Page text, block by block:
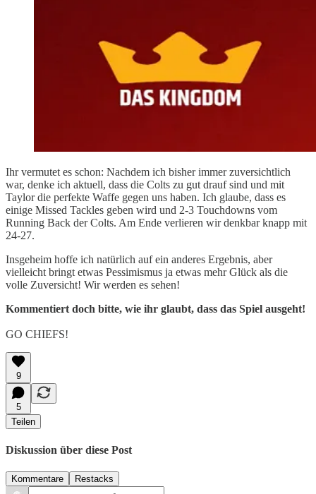
Ihr vermutet es schon: Nachdem ich bisher immer zuversichtlich
war, denke ich aktuell, dass die Colts zu gut drauf sind und mit
Taylor die perfekte Waffe gegen uns haben. Ich glaube, dass es
einige Missed Tackles geben wird und 2-3 Touchdowns vom
Running Back der Colts. Am Ende verlieren wir denkbar knapp mit
24-27.
Insgeheim hoffe ich natürlich auf ein anderes Ergebnis, aber
vielleicht bringt etwas Pessimismus ja etwas mehr Glück als die
volle Zuversicht! Wir werden es sehen!
Kommentiert doch bitte, wie ihr glaubt, dass das Spiel ausgeht!
GO CHIEFS!
9
5
Teilen
Diskussion über diese Post
Kommentare Restacks